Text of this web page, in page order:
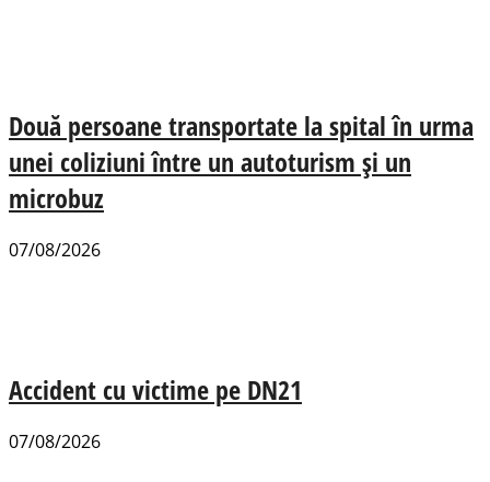
Două persoane transportate la spital în urma
unei coliziuni între un autoturism și un
microbuz
07/08/2026
Accident cu victime pe DN21
07/08/2026